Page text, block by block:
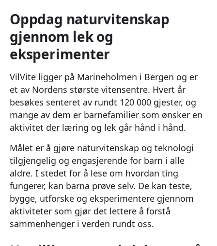
Oppdag naturvitenskap
gjennom lek og
eksperimenter
VilVite ligger på Marineholmen i Bergen og er
et av Nordens største vitensentre. Hvert år
besøkes senteret av rundt 120 000 gjester, og
mange av dem er barnefamilier som ønsker en
aktivitet der læring og lek går hånd i hånd.
Målet er å gjøre naturvitenskap og teknologi
tilgjengelig og engasjerende for barn i alle
aldre. I stedet for å lese om hvordan ting
fungerer, kan barna prøve selv. De kan teste,
bygge, utforske og eksperimentere gjennom
aktiviteter som gjør det lettere å forstå
sammenhenger i verden rundt oss.